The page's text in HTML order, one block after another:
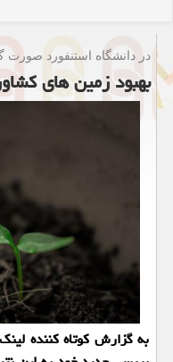
در دانشگاه استنفورد صورت
بهبود زمین های